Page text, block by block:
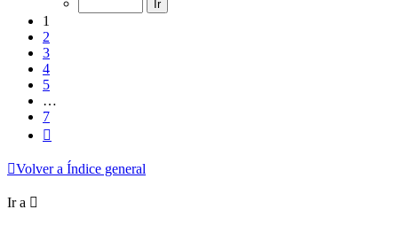
1
2
3
4
5
…
7
Volver a Índice general
Ir a